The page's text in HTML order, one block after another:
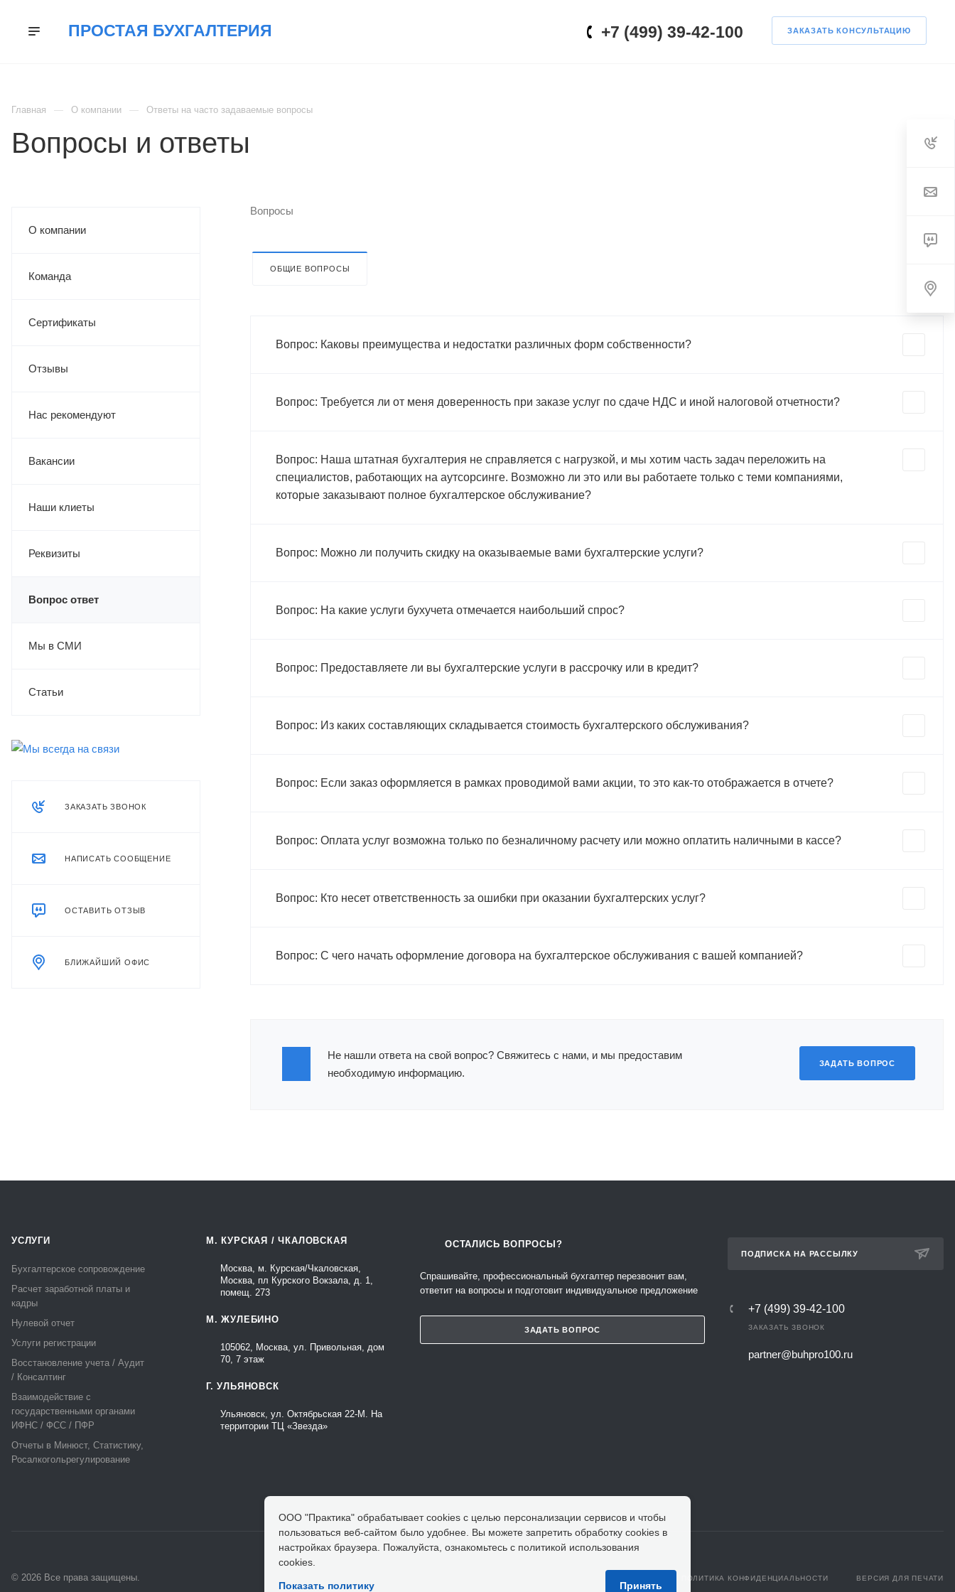
ЗАКАЗАТЬ КОНСУЛЬТАЦИЮ
+7 (499) 39-42-100
ПРОСТАЯ БУХГАЛТЕРИЯ
Главная
О компании Ответы на часто задаваемые вопросы
Вопросы и ответы
О компании
Команда
Сертификаты
Отзывы
Нас рекомендуют
Вакансии
Наши клиеты
Реквизиты
Вопрос ответ
Мы в СМИ
Статьи
ЗАКАЗАТЬ ЗВОНОК
НАПИСАТЬ СООБЩЕНИЕ
ОСТАВИТЬ ОТЗЫВ
БЛИЖАЙШИЙ ОФИС
Вопросы
ОБЩИЕ ВОПРОСЫ
Вопрос: Каковы преимущества и недостатки различных форм собственности?
Вопрос: Требуется ли от меня доверенность при заказе услуг по сдаче НДС и иной налоговой отчетности?
Вопрос: Наша штатная бухгалтерия не справляется с нагрузкой, и мы хотим часть задач переложить на
специалистов, работающих на аутсорсинге. Возможно ли это или вы работаете только с теми компаниями,
которые заказывают полное бухгалтерское обслуживание?
Вопрос: Можно ли получить скидку на оказываемые вами бухгалтерские услуги?
Вопрос: На какие услуги бухучета отмечается наибольший спрос?
Вопрос: Предоставляете ли вы бухгалтерские услуги в рассрочку или в кредит?
Вопрос: Из каких составляющих складывается стоимость бухгалтерского обслуживания?
Вопрос: Если заказ оформляется в рамках проводимой вами акции, то это как-то отображается в отчете?
Вопрос: Оплата услуг возможна только по безналичному расчету или можно оплатить наличными в кассе?
Вопрос: Кто несет ответственность за ошибки при оказании бухгалтерских услуг?
Вопрос: С чего начать оформление договора на бухгалтерское обслуживания с вашей компанией?
Не нашли ответа на свой вопрос? Свяжитесь с нами, и мы предоставим
необходимую информацию.
ЗАДАТЬ ВОПРОС
УСЛУГИ
Бухгалтерское сопровождение
Расчет заработной платы и
кадры
Нулевой отчет
Услуги регистрации
Восстановление учета / Аудит
/ Консалтинг
Взаимодействие с
государственными органами
ИФНС / ФСС / ПФР
Отчеты в Минюст, Статистику,
Росалкогольрегулирование
М. КУРСКАЯ / ЧКАЛОВСКАЯ
Москва, м. Курская/Чкаловская,
Москва, пл Курского Вокзала, д. 1,
помещ. 273
М. ЖУЛЕБИНО
105062, Москва, ул. Привольная, дом
70, 7 этаж
Г. УЛЬЯНОВСК
Ульяновск, ул. Октябрьская 22-М. На
территории ТЦ «Звезда»
ОСТАЛИСЬ ВОПРОСЫ?
Спрашивайте, профессиональный бухгалтер перезвонит вам,
ответит на вопросы и подготовит индивидуальное предложение
ЗАДАТЬ ВОПРОС
ПОДПИСКА НА РАССЫЛКУ
+7 (499) 39-42-100
ЗАКАЗАТЬ ЗВОНОК
partner@buhpro100.ru
ВЕРСИЯ ДЛЯ ПЕЧАТИ
ПОЛИТИКА КОНФИДЕНЦИАЛЬНОСТИ
© 2026 Все права защищены.
ООО "Практика" обрабатывает cookies с целью персонализации сервисов и чтобы
пользоваться веб-сайтом было удобнее. Вы можете запретить обработку сookies в
настройках браузера. Пожалуйста, ознакомьтесь с политикой использования
cookies.
Показать политику Принять